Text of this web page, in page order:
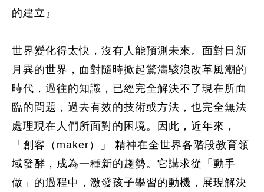
的建立』
世界變化得太快，沒有人能預測未來。面對日新
月異的世界，面對隨時掀起驚濤駭浪改革風潮的
時代，過往的知識，已經完全解決不了現在所面
臨的問題，過去有效的技術或方法，也完全無法
處理現在人們所面對的困境。因此，近年來，
「創客（maker）」 精神在全世界各階段教育領
域發酵，成為一種新的趨勢。它講求從「動手
做」的過程中，激發孩子學習的動機，展現解決